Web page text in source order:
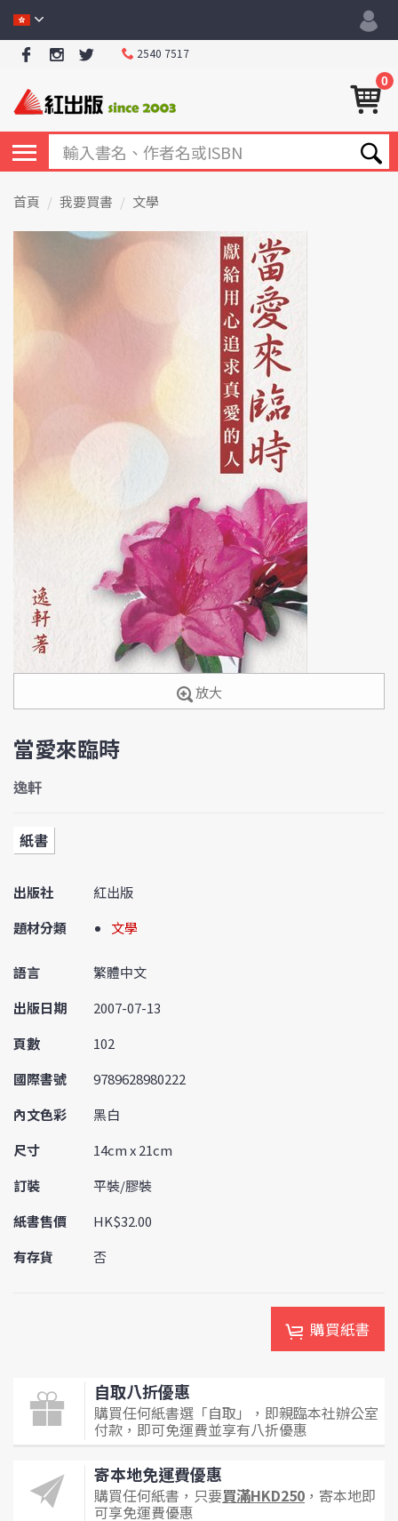
2540 7517
0
首頁 我要買書 文學
放大
當愛來臨時
逸軒
紙書
出版社
紅出版
題材分類
文學
語言
繁體中文
出版日期
2007-07-13
頁數
102
國際書號
9789628980222
內文色彩
黑白
尺寸
14cm x 21cm
訂裝
平裝/膠裝
紙書售價
HK$32.00
有存貨
否
購買紙書
自取八折優惠
購買任何紙書選「自取」，即親臨本社辦公室
付款，即可免運費並享有八折優惠
寄本地免運費優惠
購買任何紙書，只要買滿HKD250 ，寄本地即
可享免運費優惠